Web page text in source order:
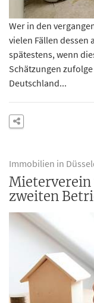
Wer in den
vielen Fällen dessen
spätestens, wenn
Schätzungen
Deutschland...
Immobilien in
zweiten